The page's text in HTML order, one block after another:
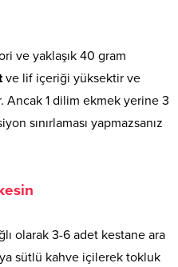
ve yaklaşık 40 gram
ve lif içeriği yüksektir ve
1 dilim ekmek yerine 3
sınırlaması yapmazsanız
olarak 3-6 adet kestane ara
sütlü kahve içilerek tokluk